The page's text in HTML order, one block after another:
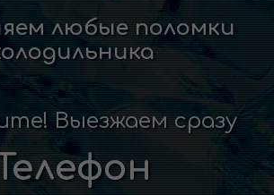
любые поломки
Выезжаем сразу